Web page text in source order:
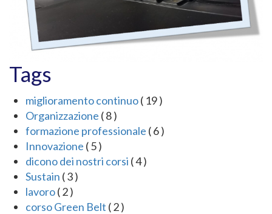
Tags
miglioramento continuo( 19 )
Organizzazione ( 8 )
formazione professionale ( 6 )
Innovazione ( 5 )
dicono dei nostri corsi ( 4 )
Sustain ( 3 )
lavoro( 2 )
corso Green Belt ( 2 )